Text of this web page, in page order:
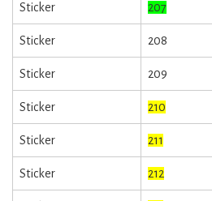
Sticker 207
Sticker 208
Sticker 209
Sticker 210
Sticker 211
Sticker 212